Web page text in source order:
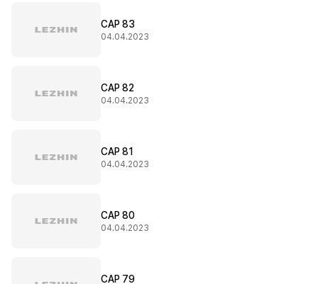
CAP 83
04.04.2023
CAP 82
04.04.2023
CAP 81
04.04.2023
CAP 80
04.04.2023
CAP 79